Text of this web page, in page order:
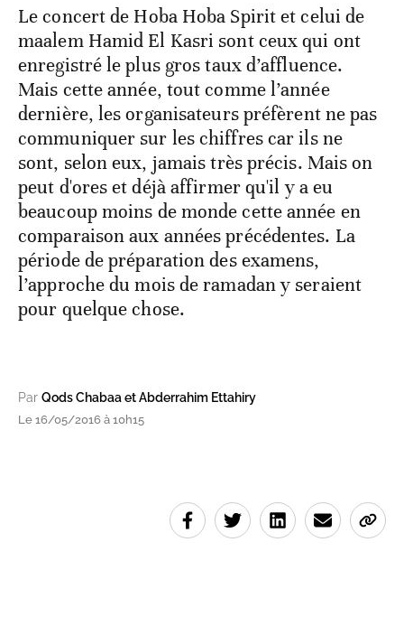
Le concert de Hoba Hoba Spirit et celui de
maalem Hamid El Kasri sont ceux qui ont
enregistré le plus gros taux d’affluence.
Mais cette année, tout comme l’année
dernière, les organisateurs préfèrent ne pas
communiquer sur les chiffres car ils ne
sont, selon eux, jamais très précis. Mais on
peut d'ores et déjà affirmer qu'il y a eu
beaucoup moins de monde cette année en
comparaison aux années précédentes. La
période de préparation des examens,
l’approche du mois de ramadan y seraient
pour quelque chose.
Par Qods Chabaa et Abderrahim Ettahiry
Le 16/05/2016 à 10h15